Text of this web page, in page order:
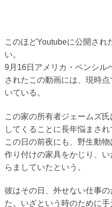
このほどYoutubeに公開され
い。
9月16日アメリカ・ペンシル
されたこの動画には、現時
いている。
この家の所有者ジェームズ
してくることに長年悩まされ
この日の前夜にも、野生動
作り付けの家具をかじり、
らましていたという。
彼はその日、外せない仕事
た。いざという時のために